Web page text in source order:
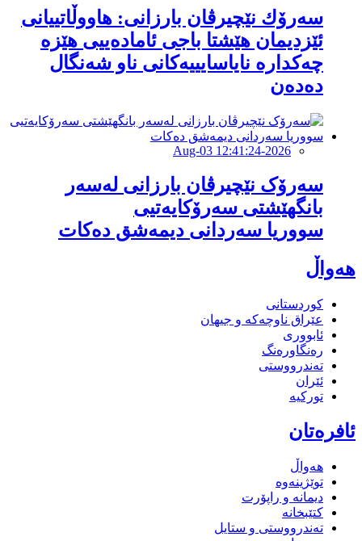
سەرۆك نێچیرڤان بارزانی: هاووڵاتییانی
ئێزدیمان هێشتا باجی ئامادەییی هێزە
چەکدارە نایاسایییەکانی ناو شەنگال
دەدەن
2026-Aug-03 12:41:24
سەرۆک نێچیرڤان بارزانی لەسەر
بانگهێشتی سەرۆكایەتیی
سووریا سەردانی دیمەشق دەکات
هەواڵ
کوردستانی
عێراق ناوچەکە و جیهان
ئابووری
رەنگاورەنگ
تەندرووستی
ئێران
تورکیە
ئافرەتان
هەواڵ
توێژینەوە
دیمانە و راپۆرت
کتێبخانە
تەندرووستی و ستایل